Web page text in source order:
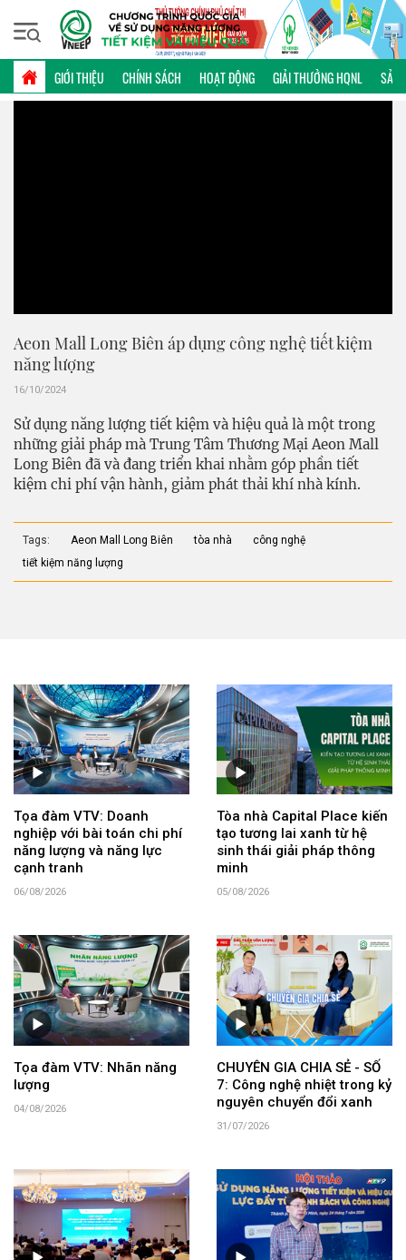
GIỚI THIỆU CHÍNH SÁCH HOẠT ĐỘNG GIẢI THƯỞNG HQNL SẢN
Chủ nhật, 09/08/2026 | 02:23 GMT+7
VIDEO
Aeon Mall Long Biên áp dụng công nghệ tiết kiệm
năng lượng
16/10/2024
Sử dụng năng lượng tiết kiệm và hiệu quả là một trong
những giải pháp mà Trung Tâm Thương Mại Aeon Mall
Long Biên đã và đang triển khai nhằm góp phần tiết
kiệm chi phí vận hành, giảm phát thải khí nhà kính.
Tags: Aeon Mall Long Biên tòa nhà
công nghệ
tiết kiệm năng lượng
Tọa đàm VTV: Doanh
nghiệp với bài toán chi phí
năng lượng và năng lực
cạnh tranh
06/08/2026
Tòa nhà Capital Place kiến
tạo tương lai xanh từ hệ
sinh thái giải pháp thông
minh
05/08/2026
Tọa đàm VTV: Nhãn năng
lượng
04/08/2026
CHUYÊN GIA CHIA SẺ - SỐ
7: Công nghệ nhiệt trong kỷ
nguyên chuyển đổi xanh
31/07/2026